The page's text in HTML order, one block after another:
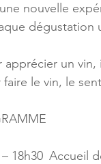
nouvelle
dégustation
apprécier un
faire le vin, le
18h00 –